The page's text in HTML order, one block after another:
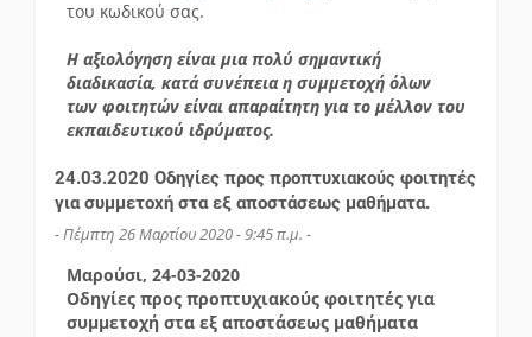
του κωδικού σας.
Η αξιολόγηση είναι μια πολύ σημαντική
διαδικασία, κατά συνέπεια η συμμετοχή όλων
των φοιτητών είναι απαραίτητη για το μέλλον του
εκπαιδευτικού ιδρύματος.
24.03.2020 Οδηγίες προς προπτυχιακούς φοιτητές
για συμμετοχή στα εξ αποστάσεως μαθήματα.
- Πέμπτη 26 Μαρτίου 2020 - 9:45 π.μ. -
Μαρούσι, 24-03-2020
Οδηγίες προς προπτυχιακούς φοιτητές για
συμμετοχή στα εξ αποστάσεως μαθήματα